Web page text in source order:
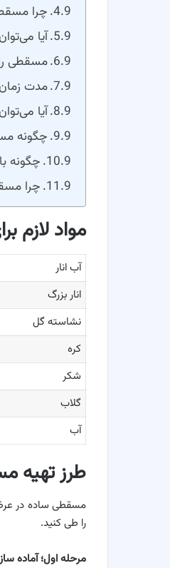
چرا
آیا
مسقطی
مدت
آیا
چگونه
چگونه
چرا
مواد لازم
آب انار
انار بزرگ
نشاسته گل
کره
شکر
گلاب
آب
طرز تهیه
مسقطی ساده در عرض
را طی کنید.
مرحله اول؛ آماده